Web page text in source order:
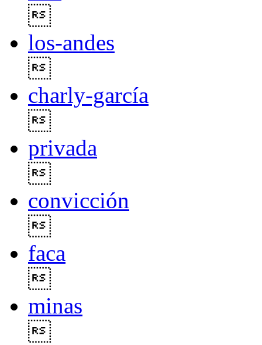
los-andes
charly-garcía
privada
convicción
faca
minas